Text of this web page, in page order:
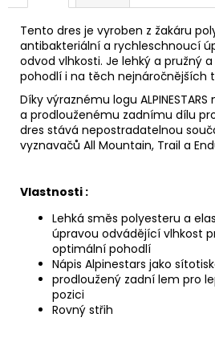
Tento dres je vyroben z žakáru
antibakteriální a rychleschnoucí
odvod vlhkosti. Je lehký a pružný
pohodlí i na těch nejnáročnějších
Díky výraznému logu
a prodlouženému zadnímu dílu
dres stává nepostradatelnou
vyznavačů All Mountain, Trail a
Vlastnosti :
Lehká směs polyesteru a
úpravou odvádějící vlhkost
optimální pohodlí
Nápis Alpinestars jako
prodloužený zadní lem pro
pozici
Rovný střih